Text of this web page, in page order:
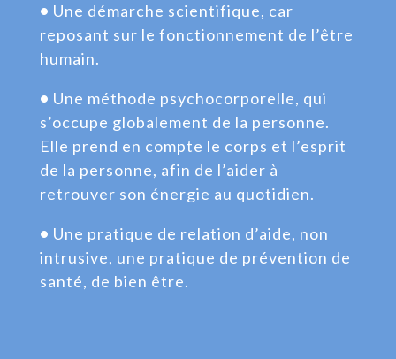
• Une démarche scientifique, car
reposant sur le fonctionnement de l’être
humain.
• Une méthode psychocorporelle, qui
s’occupe globalement de la personne.
Elle prend en compte le corps et l’esprit
de la personne, afin de l’aider à
retrouver son énergie au quotidien.
• Une pratique de relation d’aide, non
intrusive, une pratique de prévention de
santé, de bien être.